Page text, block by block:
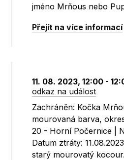
jméno Mrňous nebo
Přejít na více informací
11. 08. 2023, 12:00 -
odkaz na událost
Zachráněn: Kočka
mourovaná barva,
20 - Horní Počernice |
Datum ztráty:
starý mourovatý